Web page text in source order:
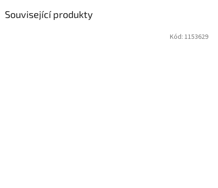
Související produkty
Kód: 1153629